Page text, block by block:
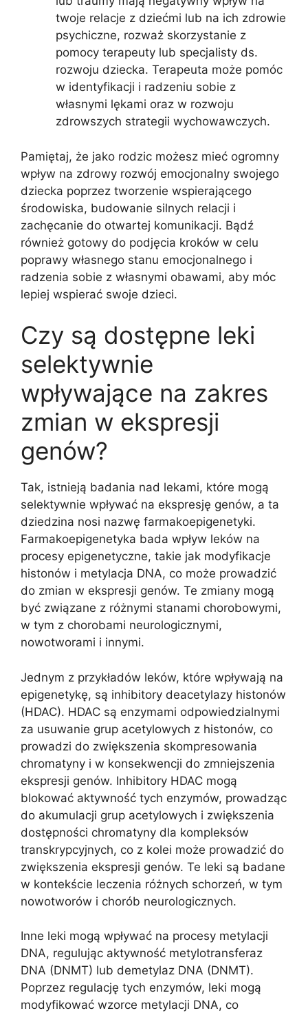
twoje relacje z dziećmi lub na ich zdrowie
psychiczne, rozważ skorzystanie z
pomocy terapeuty lub specjalisty ds.
rozwoju dziecka. Terapeuta może pomóc
w identyfikacji i radzeniu sobie z
własnymi lękami oraz w rozwoju
zdrowszych strategii wychowawczych.
Pamiętaj, że jako rodzic możesz mieć ogromny
wpływ na zdrowy rozwój emocjonalny swojego
dziecka poprzez tworzenie wspierającego
środowiska, budowanie silnych relacji i
zachęcanie do otwartej komunikacji. Bądź
również gotowy do podjęcia kroków w celu
poprawy własnego stanu emocjonalnego i
radzenia sobie z własnymi obawami, aby móc
lepiej wspierać swoje dzieci.
Czy są dostępne leki
selektywnie
wpływające na zakres
zmian w ekspresji
genów?
Tak, istnieją badania nad lekami, które mogą
selektywnie wpływać na ekspresję genów, a ta
dziedzina nosi nazwę farmakoepigenetyki.
Farmakoepigenetyka bada wpływ leków na
procesy epigenetyczne, takie jak modyfikacje
histonów i metylacja DNA, co może prowadzić
do zmian w ekspresji genów. Te zmiany mogą
być związane z różnymi stanami chorobowymi,
w tym z chorobami neurologicznymi,
nowotworami i innymi.
Jednym z przykładów leków, które wpływają na
epigenetykę, są inhibitory deacetylazy histonów
(HDAC). HDAC są enzymami odpowiedzialnymi
za usuwanie grup acetylowych z histonów, co
prowadzi do zwiększenia skompresowania
chromatyny i w konsekwencji do zmniejszenia
ekspresji genów. Inhibitory HDAC mogą
blokować aktywność tych enzymów, prowadząc
do akumulacji grup acetylowych i zwiększenia
dostępności chromatyny dla kompleksów
transkrypcyjnych, co z kolei może prowadzić do
zwiększenia ekspresji genów. Te leki są badane
w kontekście leczenia różnych schorzeń, w tym
nowotworów i chorób neurologicznych.
Inne leki mogą wpływać na procesy metylacji
DNA, regulując aktywność metylotransferaz
DNA (DNMT) lub demetylaz DNA (DNMT).
Poprzez regulację tych enzymów, leki mogą
modyfikować wzorce metylacji DNA, co